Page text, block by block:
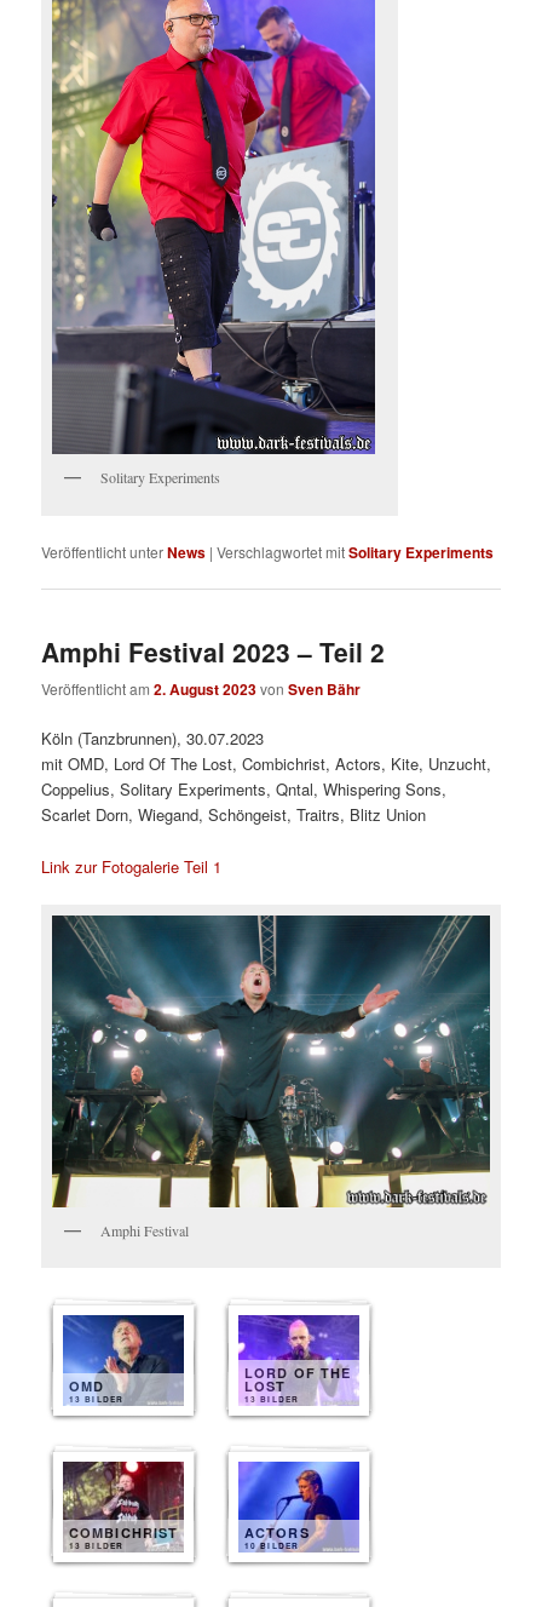
Solitary Experiments
Veröffentlicht unterNews |Verschlagwortet mitSolitary Experiments
Amphi Festival 2023 – Teil 2
Veröffentlicht am2. August 2023vonSven Bähr
Köln (Tanzbrunnen), 30.07.2023
mit OMD, Lord Of The Lost, Combichrist, Actors, Kite, Unzucht,
Coppelius, Solitary Experiments, Qntal, Whispering Sons,
Scarlet Dorn, Wiegand, Schöngeist, Traitrs, Blitz Union
Link zur Fotogalerie Teil 1
Amphi Festival
OMD
13 BILDER
LORD OF THE
LOST
13 BILDER
COMBICHRIST
13 BILDER
ACTORS
10 BILDER